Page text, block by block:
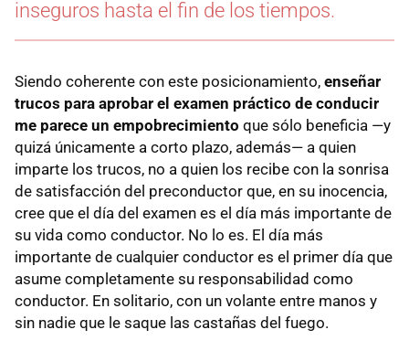
inseguros hasta el fin de los tiempos.
Siendo coherente con este posicionamiento, enseñar
trucos para aprobar el examen práctico de conducir
me parece un empobrecimiento que sólo beneficia —y
quizá únicamente a corto plazo, además— a quien
imparte los trucos, no a quien los recibe con la sonrisa
de satisfacción del preconductor que, en su inocencia,
cree que el día del examen es el día más importante de
su vida como conductor. No lo es. El día más
importante de cualquier conductor es el primer día que
asume completamente su responsabilidad como
conductor. En solitario, con un volante entre manos y
sin nadie que le saque las castañas del fuego.